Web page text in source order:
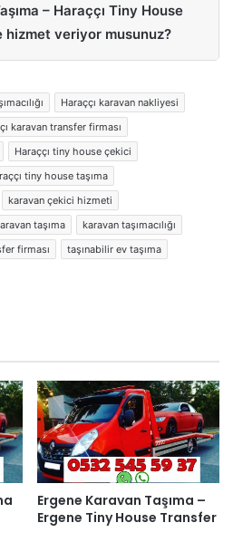
– Haraççı Tiny House
hizmet veriyor musunuz?
Haraççı karavan nakliyesi
karavan transfer firması
Haraççı tiny house çekici
tiny house taşıma
karavan çekici hizmeti
taşıma
karavan taşımacılığı
firması
taşınabilir ev taşıma
Ergene Karavan Taşıma –
Ergene Tiny House Transfer